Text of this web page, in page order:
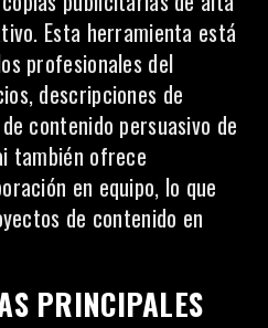
Esta herramienta está
profesionales del
descripciones de
contenido persuasivo de
también ofrece
en equipo, lo que
de contenido en
PRINCIPALES